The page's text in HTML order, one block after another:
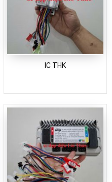
IC THK